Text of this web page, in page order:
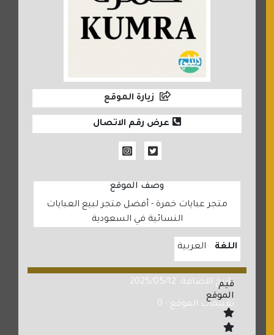
زيارة الموقع
عرض رقم الاتصال
وصف الموقع
متجر عبايات خمرة - أفضل متجر لبيع العبايات
النسائية في السعودية
اللغة العربية
تاريخ الاضافة: 2025/05/12
تقييمات الموقع : 0
قيم
الموقع